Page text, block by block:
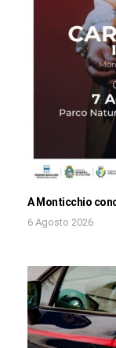
A Monticchio
6 Agosto 2026